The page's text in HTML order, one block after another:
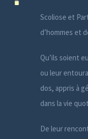
Scoliose et
d’hommes et
Qu’ils soient
ou leur
dos, appris à
dans la vie
De leur